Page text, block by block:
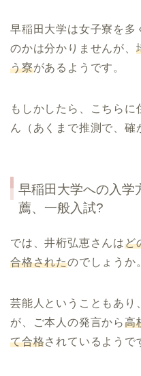
早稲田大学は女子寮を多
のかは分かりませんが、
う寮があるようです。
もしかしたら、こちら
ん（あくまで推測で、確
早稲田大学への入学
薦、一般入試?
では、井桁弘恵さんはど
合格されたのでしょうか
芸能人ということもあり
が、ご本人の発言から高
て合格されているようで